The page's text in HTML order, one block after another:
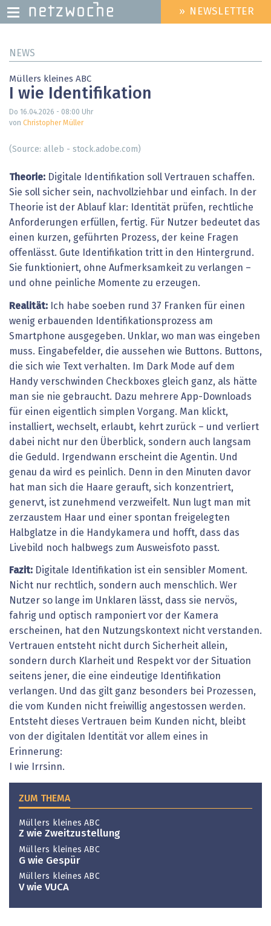
zum
HEADER
MENU
» NEWSLETTER
NEWS
Müllers kleines ABC
I wie Identifikation
Do 16.04.2026 - 08:00 Uhr
von Christopher Müller
(Source: alleb - stock.adobe.com)
Theorie: Digitale Identifikation soll Vertrauen schaffen.
Sie soll sicher sein, nachvollziehbar und einfach. In der
Theorie ist der Ablauf klar: Identität prüfen, rechtliche
Anforderungen erfüllen, fertig. Für Nutzer bedeutet das
einen kurzen, geführten Prozess, der keine Fragen
offenlässt. Gute Identifikation tritt in den Hintergrund.
Sie funktioniert, ohne Aufmerksamkeit zu verlangen –
und ohne peinliche Momente zu erzeugen.
Realität: Ich habe soeben rund 37 Franken für einen
wenig erbauenden Identifikationsprozess am
Smartphone ausgegeben. Unklar, wo man was eingeben
muss. Eingabefelder, die aussehen wie Buttons. Buttons,
die sich wie Text verhalten. Im Dark Mode auf dem
Handy verschwinden Checkboxes gleich ganz, als hätte
man sie nie gebraucht. Dazu mehrere App-Downloads
für einen eigentlich simplen Vorgang. Man klickt,
installiert, wechselt, erlaubt, kehrt zurück – und verliert
dabei nicht nur den Überblick, sondern auch langsam
die Geduld. Irgendwann erscheint die Agentin. Und
genau da wird es peinlich. Denn in den Minuten davor
hat man sich die Haare gerauft, sich konzentriert,
genervt, ist zunehmend verzweifelt. Nun lugt man mit
zerzaustem Haar und einer spontan freigelegten
Halbglatze in die Handykamera und hofft, dass das
Livebild noch halbwegs zum Ausweisfoto passt.
Fazit: Digitale Identifikation ist ein sensibler Moment.
Nicht nur rechtlich, sondern auch menschlich. Wer
Nutzer so lange im ­Unklaren lässt, dass sie nervös,
fahrig und optisch ramponiert vor der Kamera
erscheinen, hat den Nutzungskontext nicht verstanden.
Vertrauen entsteht nicht durch Sicherheit allein,
sondern durch Klarheit und Respekt vor der Situation
seitens jener, die eine eindeutige Identifikation
verlangen. Und das gilt ganz besonders bei Prozessen,
die vom Kunden nicht freiwillig angestossen werden.
Entsteht dieses Vertrauen beim Kunden nicht, bleibt
von der digitalen Identität vor allem eines in
Erinnerung:
I wie Irrsinn.
ZUM THEMA
Müllers kleines ABC
Z wie Zweit­zustellung
Müllers kleines ABC
G wie Gespür
Müllers kleines ABC
V wie VUCA